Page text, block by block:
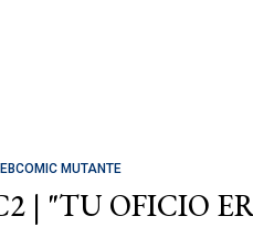
MUTANTE
| "TU OFICIO